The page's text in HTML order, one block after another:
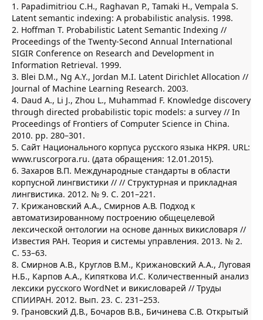
1. Papadimitriou C.H., Raghavan P., Tamaki H., Vempala S.
Latent semantic indexing: A probabilistic analysis. 1998.
2. Hoffman T. Probabilistic Latent Semantic Indexing //
Proceedings of the Twenty-Second Annual International
SIGIR Conference on Research and Development in
Information Retrieval. 1999.
3. Blei D.M., Ng A.Y., Jordan M.I. Latent Dirichlet Allocation //
Journal of Machine Learning Research. 2003.
4. Daud A., Li J., Zhou L., Muhammad F. Knowledge discovery
through directed probabilistic topic models: a survey // In
Proceedings of Frontiers of Computer Science in China.
2010. pp. 280–301.
5. Сайт Национального корпуса русского языка НКРЯ. URL:
www.ruscorpora.ru. (дата обращения: 12.01.2015).
6. Захаров В.П. Международные стандарты в области
корпусной лингвистики // // Структурная и прикладная
лингвистика. 2012. № 9. С. 201–221.
7. Крижановский А.А., Смирнов А.В. Подход к
автоматизированному построению общецелевой
лексической онтологии на основе данных викисловаря //
Известия РАН. Теория и системы управления. 2013. № 2.
С. 53–63.
8. Смирнов А.В., Круглов В.М., Крижановский А.А., Луговая
Н.Б., Карпов А.А., Кипяткова И.С. Количественный анализ
лексики русского WordNet и викисловарей // Труды
СПИИРАН. 2012. Вып. 23. С. 231–253.
9. Грановский Д.В., Бочаров В.В., Бичинева С.В. Открытый